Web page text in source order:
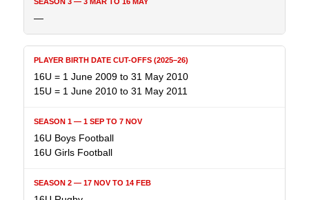
—
16U = 1 June 2009 to 31 May 2010
15U = 1 June 2010 to 31 May 2011
16U Boys Football
16U Girls Football